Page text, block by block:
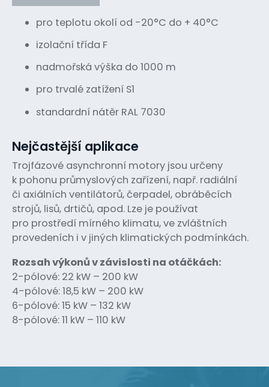
pro teplotu okolí od -20°C do + 40°C
izolační třída F
nadmořská výška do 1000 m
pro trvalé zatížení S1
standardní nátěr RAL 7030
Nejčastější aplikace
Trojfázové asynchronní motory jsou určeny
k pohonu průmyslových zařízení, např. radiální
či axiálních ventilátorů, čerpadel, obráběcích
strojů, lisů, drtičů, apod. Lze je používat
pro prostředí mírného klimatu, ve zvláštních
provedeních i v jiných klimatických podmínkách.
Rozsah výkonů v závislosti na otáčkách:
2-pólové: 22 kW – 200 kW
4-pólové: 18,5 kW – 200 kW
6-pólové: 15 kW – 132 kW
8-pólové: 11 kW – 110 kW